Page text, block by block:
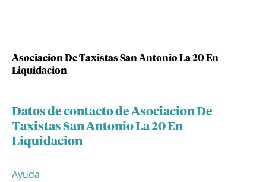
Asociacion De Taxistas San Antonio La 20 En
Liquidacion
Datos de contacto de Asociacion De
Taxistas San Antonio La 20 En
Liquidacion
Ayuda